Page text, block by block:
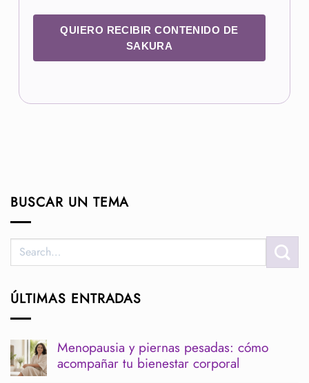
QUIERO RECIBIR CONTENIDO DE
SAKURA
BUSCAR UN TEMA
ÚLTIMAS ENTRADAS
Menopausia y piernas pesadas: cómo
acompañar tu bienestar corporal